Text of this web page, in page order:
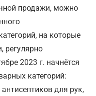
продажи, можно
на которые
регулярно
2023 г. начнётся
категорий:
для рук,